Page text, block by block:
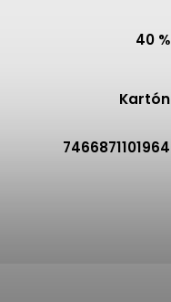
40 %
Kartón
7466871101964